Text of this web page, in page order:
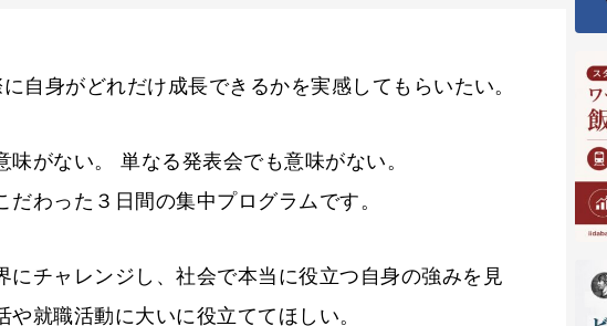
自身がどれだけ成長できるかを実感してもらいたい。
味がない。 単なる発表会でも意味がない。
だわった３日間の集中プログラムです。
にチャレンジし、社会で本当に役立つ自身の強みを見
や就職活動に大いに役立ててほしい。